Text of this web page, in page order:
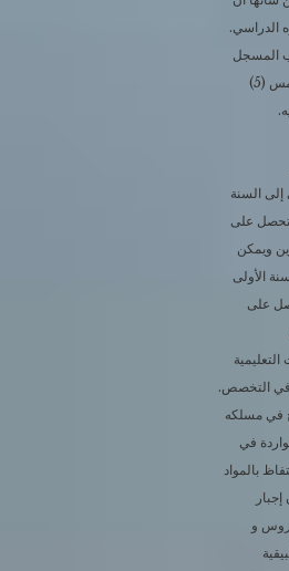
الدراسي.
المسجل
في الليسانس البقاء أكثر من خمس (5)
إلى السنة
تحصل على
ويمكن
الأولى
على
في التخصص.
في مسلكه
في
بالمواد
و